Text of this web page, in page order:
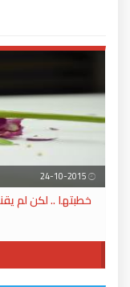
خطبتها .. لكن لم